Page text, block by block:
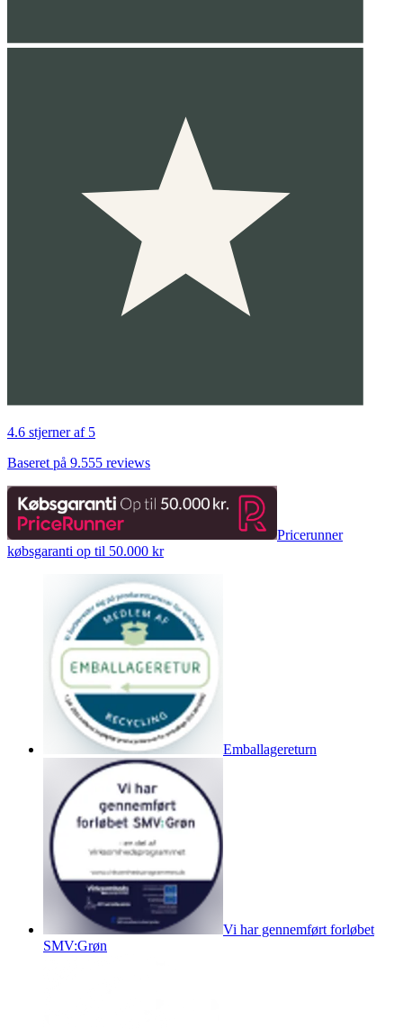
4.6 stjerner af 5
Baseret på 9.555 reviews
Pricerunner
købsgaranti op til 50.000 kr
Emballagereturn
Vi har gennemført forløbet
SMV:Grøn